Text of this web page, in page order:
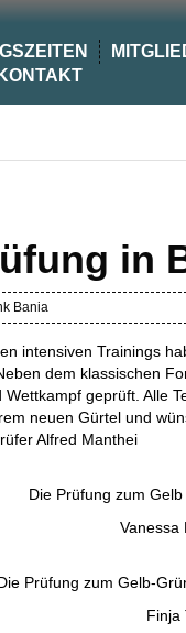
KONTAKT
in
Bania
intensiven Trainings
dem klassischen
geprüft. Alle
neuen Gürtel und
Alfred Manthei
Die Prüfung zum
Vanessa
Prüfung zum Gelb-
Finja